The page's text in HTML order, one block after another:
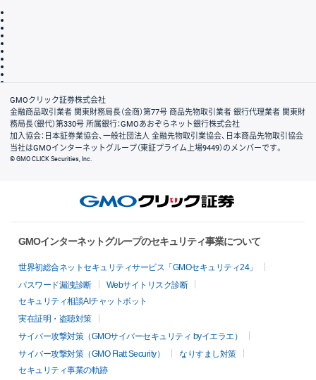
会社案内
GMOクリック証券株式会社
金融商品取引業者 関東財務局長（金商）第77号 商品先物取引業者 銀行代理業者 関東財
務局長（銀代）第330号 所属銀行：GMOあおぞらネット銀行株式会社
加入協会：日本証券業協会、一般社団法人 金融先物取引業協会、日本商品先物取引協会
当社はGMOインターネットグループ（東証プライム上場9449）のメンバーです。
© GMO CLICK Securities, Inc.
GMOインターネットグループのセキュリティ事業について
世界初総合ネットセキュリティサービス「GMOセキュリティ24」
パスワード漏洩診断
Webサイトリスク診断
セキュリティ相談AIチャットボット
実在証明・盗聴対策
サイバー攻撃対策（GMOサイバーセキュリティ byイエラエ）
サイバー攻撃対策（GMO Flatt Security）
なりすまし対策
セキュリティ事業の軌跡